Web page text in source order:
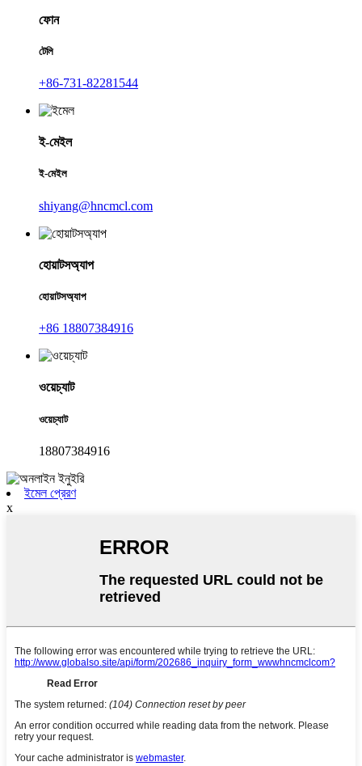
ফোন
টেলি
+86-731-82281544
ই-মেইল
ই-মেইল
shiyang@hncmcl.com
হোয়াটসঅ্যাপ
হোয়াটসঅ্যাপ
+86 18807384916
ওয়েচ্যাট
ওয়েচ্যাট
18807384916
ইমেল প্রেরণ
x